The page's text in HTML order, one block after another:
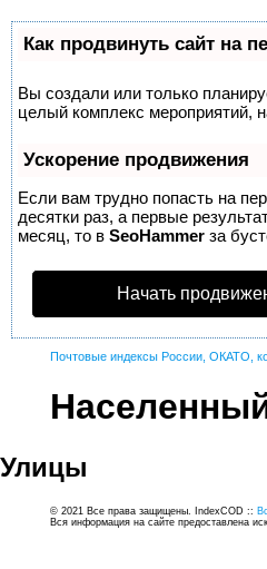
Как продвинуть сайт на
Вы создали или только
целый комплекс мероприятий,
Ускорение продвижения
Если вам трудно попасть на
десятки раз, а первые
месяц, то в SeoHammer за
Начать
Почтовые индексы России, ОКАТО,
Улицы
© 2021 Все права защищены. IndexCOD ::
Вся информация на сайте предоставлена